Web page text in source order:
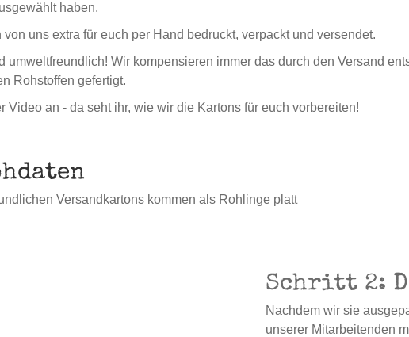
haben.
uns extra für euch per Hand bedruckt, verpackt und versendet.
umweltfreundlich! Wir kompensieren immer das durch den Versand
Rohstoffen gefertigt.
Video an - da seht ihr, wie wir die Kartons für euch vorbereiten!
Versandkartons kommen als Rohlinge platt
Schritt 2:
Nachdem wir sie
unserer Mitarbeitenden